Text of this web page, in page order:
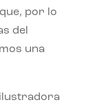
por lo
del
una